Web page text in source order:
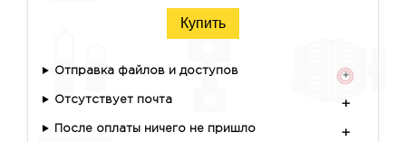
Купить
Отправка файлов и доступов +
Отсутствует почта +
После оплаты ничего не пришло +